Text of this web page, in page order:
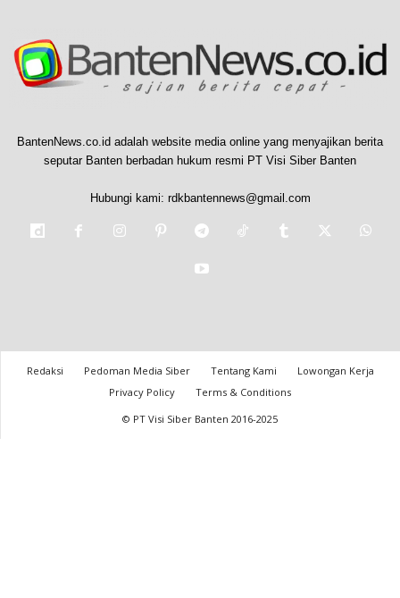
BantenNews.co.id adalah website media online yang menyajikan berita
seputar Banten berbadan hukum resmi PT Visi Siber Banten
Hubungi kami: rdkbantennews@gmail.com
Redaksi Pedoman Media Siber Tentang Kami
Lowongan Kerja
Privacy Policy
Terms & Conditions
© PT Visi Siber Banten 2016-2025